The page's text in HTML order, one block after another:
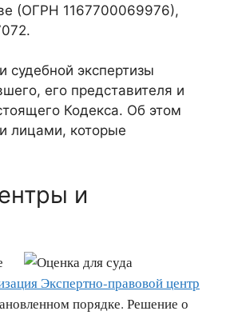
(ОГРН 1167700069976),
судебной экспертизы
его представителя и
Кодекса. Об этом
лицами, которые
и
Экспертно-правовой центр
порядке. Решение о